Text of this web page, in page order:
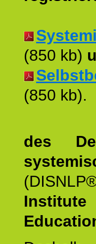
(850 kb)
(850 kb).
des